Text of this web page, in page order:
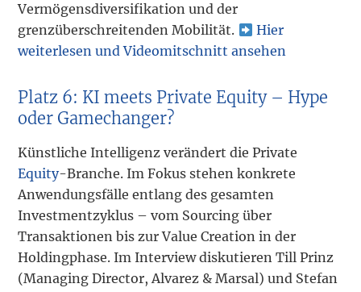
Vermögensdiversifikation und der
grenzüberschreitenden Mobilität.
Hier
weiterlesen und Videomitschnitt ansehen
Platz 6: KI meets Private Equity – Hype
oder Gamechanger?
Künstliche Intelligenz verändert die Private
Equity-Branche. Im Fokus stehen konkrete
Anwendungsfälle entlang des gesamten
Investmentzyklus – vom Sourcing über
Transaktionen bis zur Value Creation in der
Holdingphase. Im Interview diskutieren Till Prinz
(Managing Director, Alvarez & Marsal) und Stefan